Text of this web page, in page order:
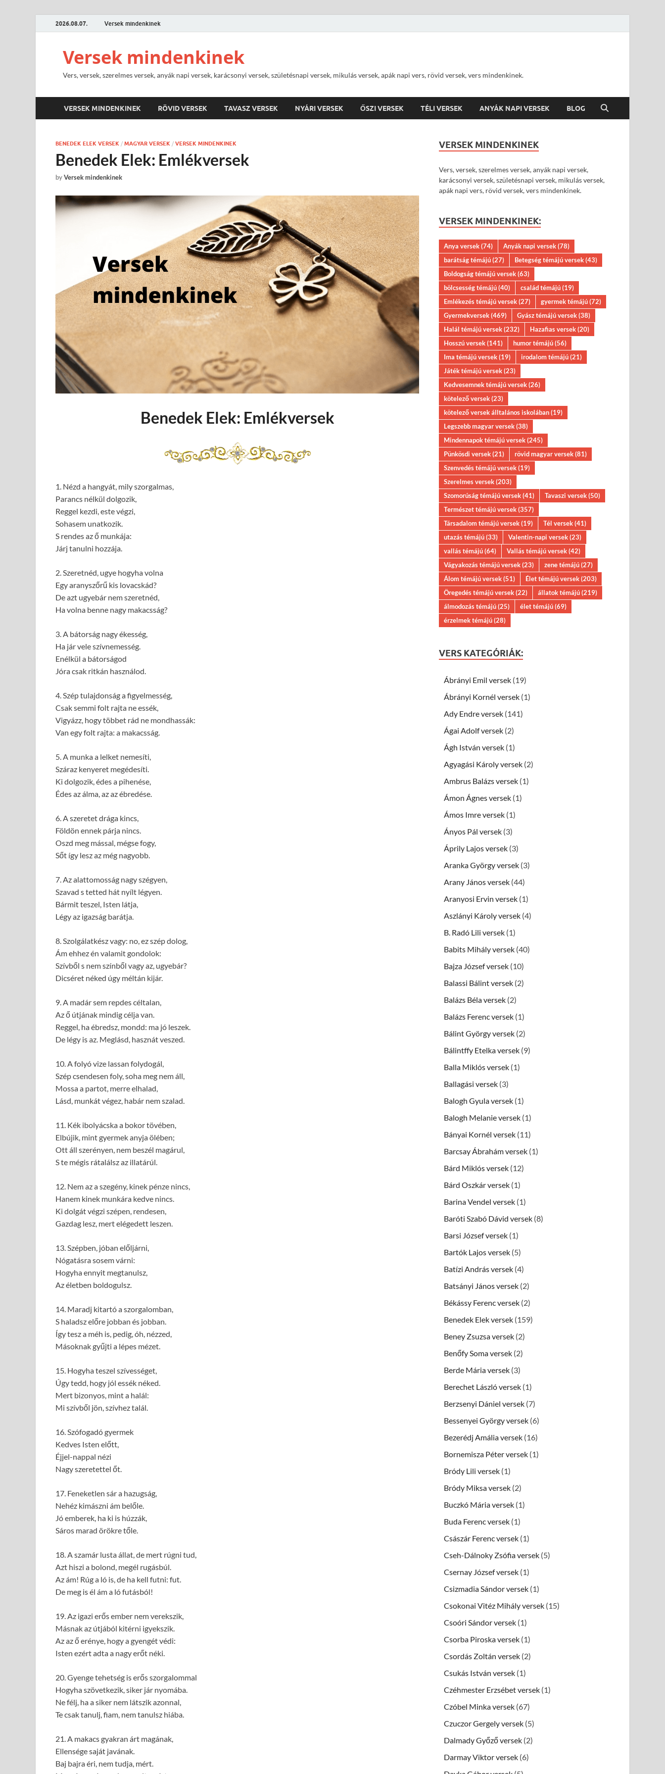
2026.08.07. Versek mindenkinek
Versek mindenkinek
Vers, versek, szerelmes versek, anyák napi versek, karácsonyi versek, születésnapi versek, mikulás versek, apák napi vers, rövid versek, vers mindenkinek.
VERSEK MINDENKINEK RÖVID VERSEK TAVASZ VERSEK NYÁRI VERSEK ŐSZI VERSEK TÉLI VERSEK ANYÁK NAPI VERSEK BLOG
BENEDEK ELEK VERSEK / MAGYAR VERSEK / VERSEK MINDENKINEK
Benedek Elek: Emlékversek
byVersek mindenkinek
Benedek Elek: Emlékversek
1. Nézd a hangyát, mily szorgalmas,
Parancs nélkül dolgozik,
Reggel kezdi, este végzi,
Sohasem unatkozik.
S rendes az ő munkája:
Járj tanulni hozzája.
2. Szeretnéd, ugye hogyha volna
Egy aranyszőrű kis lovacskád?
De azt ugyebár nem szeretnéd,
Ha volna benne nagy makacsság?
3. A bátorság nagy ékesség,
Ha jár vele szívnemesség.
Enélkül a bátorságod
Jóra csak ritkán használod.
4. Szép tulajdonság a figyelmesség,
Csak semmi folt rajta ne essék,
Vigyázz, hogy többet rád ne mondhassák:
Van egy folt rajta: a makacsság.
5. A munka a lelket nemesíti,
Száraz kenyeret megédesíti.
Ki dolgozik, édes a pihenése,
Édes az álma, az az ébredése.
6. A szeretet drága kincs,
Földön ennek párja nincs.
Oszd meg mással, mégse fogy,
Sőt így lesz az még nagyobb.
7. Az alattomosság nagy szégyen,
Szavad s tetted hát nyílt légyen.
Bármit teszel, Isten látja,
Légy az igazság barátja.
8. Szolgálatkész vagy: no, ez szép dolog,
Ám ehhez én valamit gondolok:
Szívből s nem színből vagy az, ugyebár?
Dicséret néked úgy méltán kijár.
9. A madár sem repdes céltalan,
Az ő útjának mindig célja van.
Reggel, ha ébredsz, mondd: ma jó leszek.
De légy is az. Meglásd, hasznát veszed.
10. A folyó vize lassan folydogál,
Szép csendesen foly, soha meg nem áll,
Mossa a partot, merre elhalad,
Lásd, munkát végez, habár nem szalad.
11. Kék ibolyácska a bokor tövében,
Elbújik, mint gyermek anyja ölében;
Ott áll szerényen, nem beszél magárul,
S te mégis rátalálsz az illatárúl.
12. Nem az a szegény, kinek pénze nincs,
Hanem kinek munkára kedve nincs.
Ki dolgát végzi szépen, rendesen,
Gazdag lesz, mert elégedett leszen.
13. Szépben, jóban előljárni,
Nógatásra sosem várni:
Hogyha ennyit megtanulsz,
Az életben boldogulsz.
14. Maradj kitartó a szorgalomban,
S haladsz előre jobban és jobban.
Így tesz a méh is, pedig, óh, nézzed,
Másoknak gyűjti a lépes mézet.
15. Hogyha teszel szívességet,
Úgy tedd, hogy jól essék néked.
Mert bizonyos, mint a halál:
Mi szívből jön, szívhez talál.
16. Szófogadó gyermek
Kedves Isten előtt,
Éjjel-nappal nézi
Nagy szeretettel őt.
17. Feneketlen sár a hazugság,
Nehéz kimászni ám belőle.
Jó emberek, ha ki is húzzák,
Sáros marad örökre tőle.
18. A szamár lusta állat, de mert rúgni tud,
Azt hiszi a bolond, megél rugásbúl.
Az ám! Rúg a ló is, de ha kell futni: fut.
De meg is él ám a ló futásból!
19. Az igazi erős ember nem verekszik,
Másnak az útjából kitérni igyekszik.
Az az ő erénye, hogy a gyengét védi:
Isten ezért adta a nagy erőt néki.
20. Gyenge tehetség is erős szorgalommal
Hogyha szövetkezik, siker jár nyomába.
Ne félj, ha a siker nem látszik azonnal,
Te csak tanulj, fiam, nem tanulsz hiába.
21. A makacs gyakran árt magának,
Ellensége saját javának.
Baj bajra éri, nem tudja, mért.
VERSEK MINDENKINEK
Vers, versek, szerelmes versek, anyák napi versek,
karácsonyi versek, születésnapi versek, mikulás versek,
apák napi vers, rövid versek, vers mindenkinek.
VERSEK MINDENKINEK:
Anya versek(74) Anyák napi versek(78)
barátság témájú(27) Betegség témájú versek(43)
Boldogság témájú versek(63)
bölcsesség témájú(40) család témájú(19)
Emlékezés témájú versek(27) gyermek témájú(72)
Gyermekversek(469) Gyász témájú versek(38)
Halál témájú versek(232) Hazafias versek(20)
Hosszú versek(141) humor témájú(56)
Ima témájú versek(19) irodalom témájú(21)
Játék témájú versek(23)
Kedvesemnek témájú versek(26)
kötelező versek(23)
kötelező versek álltalános iskolában(19)
Legszebb magyar versek(38)
Mindennapok témájú versek(245)
Pünkösdi versek(21) rövid magyar versek(81)
Szenvedés témájú versek(19)
Szerelmes versek(203)
Szomorúság témájú versek(41) Tavaszi versek(50)
Természet témájú versek(357)
Társadalom témájú versek(19) Tél versek(41)
utazás témájú(33) Valentin-napi versek(23)
vallás témájú(64) Vallás témájú versek(42)
Vágyakozás témájú versek(23) zene témájú(27)
Álom témájú versek(51) Élet témájú versek(203)
Öregedés témájú versek(22) állatok témájú(219)
álmodozás témájú(25) élet témájú(69)
érzelmek témájú(28)
VERS KATEGÓRIÁK:
Ábrányi Emil versek (19)
Ábrányi Kornél versek (1)
Ady Endre versek (141)
Ágai Adolf versek (2)
Ágh István versek (1)
Agyagási Károly versek (2)
Ambrus Balázs versek (1)
Ámon Ágnes versek (1)
Ámos Imre versek (1)
Ányos Pál versek (3)
Áprily Lajos versek (3)
Aranka György versek (3)
Arany János versek (44)
Aranyosi Ervin versek (1)
Aszlányi Károly versek (4)
B. Radó Lili versek (1)
Babits Mihály versek (40)
Bajza József versek (10)
Balassi Bálint versek (2)
Balázs Béla versek (2)
Balázs Ferenc versek (1)
Bálint György versek (2)
Bálintffy Etelka versek (9)
Balla Miklós versek (1)
Ballagási versek (3)
Balogh Gyula versek (1)
Balogh Melanie versek (1)
Bányai Kornél versek (11)
Barcsay Ábrahám versek (1)
Bárd Miklós versek (12)
Bárd Oszkár versek (1)
Barina Vendel versek (1)
Baróti Szabó Dávid versek (8)
Barsi József versek (1)
Bartók Lajos versek (5)
Batízi András versek (4)
Batsányi János versek (2)
Békássy Ferenc versek (2)
Benedek Elek versek (159)
Beney Zsuzsa versek (2)
Benőfy Soma versek (2)
Berde Mária versek (3)
Berechet László versek (1)
Berzsenyi Dániel versek (7)
Bessenyei György versek (6)
Bezerédj Amália versek (16)
Bornemisza Péter versek (1)
Bródy Lili versek (1)
Bródy Miksa versek (2)
Buczkó Mária versek (1)
Buda Ferenc versek (1)
Császár Ferenc versek (1)
Cseh-Dálnoky Zsófia versek (5)
Csernay József versek (1)
Csizmadia Sándor versek (1)
Csokonai Vitéz Mihály versek (15)
Csoóri Sándor versek (1)
Csorba Piroska versek (1)
Csordás Zoltán versek (2)
Csukás István versek (1)
Czéhmester Erzsébet versek (1)
Czóbel Minka versek (67)
Czuczor Gergely versek (5)
Dalmady Győző versek (2)
Darmay Viktor versek (6)